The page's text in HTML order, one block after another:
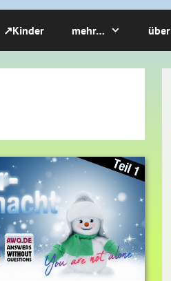
↗Kinder mehr… über